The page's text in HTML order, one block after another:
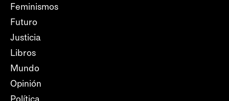
Feminismos
Futuro
Justicia
Libros
Mundo
Opinión